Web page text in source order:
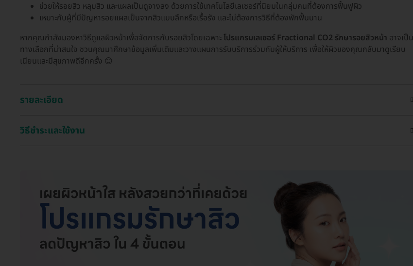
ช่วยให้รอยสิว หลุมสิว และแผลเป็นดูจางลง ด้วยการใช้เทคโนโลยีเลเซอร์ที่นิยมในกลุ่มคนที่ต้องการฟื้นฟูผิว
เหมาะกับผู้ที่มีปัญหารอยแผลเป็นจากสิวแบบลึกหรือเรื้อรัง และไม่ต้องการวิธีที่ต้องพักฟื้นนาน
หากคุณกำลังมองหาวิธีดูแลผิวหน้าเพื่อจัดการกับรอยสิวโดยเฉพาะ โปรแกรมเลเซอร์ Fractional CO2 รักษารอยสิวหน้า อาจเป็น
ทางเลือกที่น่าสนใจ ชวนคุณมาศึกษาข้อมูลเพิ่มเติมและวางแผนการรับบริการร่วมกับผู้ให้บริการ เพื่อให้ผิวของคุณกลับมาดูเรียบ
เนียนและมีสุขภาพดีอีกครั้ง 😊
รายละเอียด
วิธีชำระและใช้งาน